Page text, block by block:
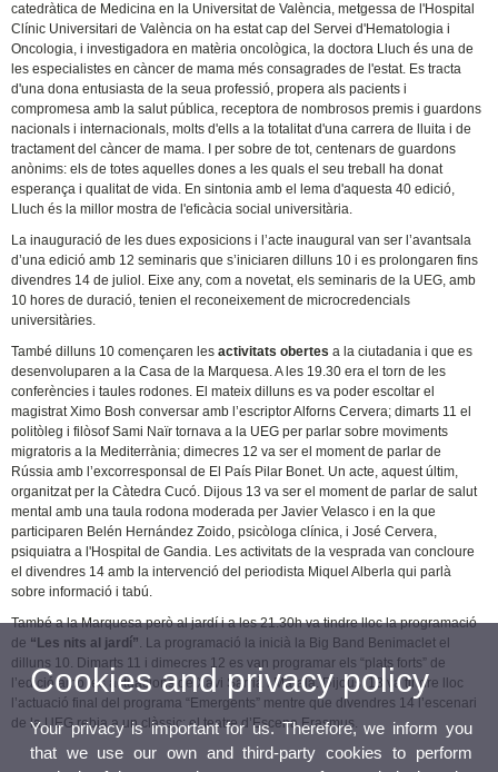
catedràtica de Medicina en la Universitat de València, metgessa de l'Hospital
Clínic Universitari de València on ha estat cap del Servei d'Hematologia i
Oncologia, i investigadora en matèria oncològica, la doctora Lluch és una de
les especialistes en càncer de mama més consagrades de l'estat. Es tracta
d'una dona entusiasta de la seua professió, propera als pacients i
compromesa amb la salut pública, receptora de nombrosos premis i guardons
nacionals i internacionals, molts d'ells a la totalitat d'una carrera de lluita i de
tractament del càncer de mama. I per sobre de tot, centenars de guardons
anònims: els de totes aquelles dones a les quals el seu treball ha donat
esperança i qualitat de vida. En sintonia amb el lema d'aquesta 40 edició,
Lluch és la millor mostra de l'eficàcia social universitària.
La inauguració de les dues exposicions i l’acte inaugural van ser l’avantsala
d’una edició amb 12 seminaris que s’iniciaren dilluns 10 i es prolongaren fins
divendres 14 de juliol. Eixe any, com a novetat, els seminaris de la UEG, amb
10 hores de duració, tenien el reconeixement de microcredencials
universitàries.
També dilluns 10 començaren lesactivitats obertes a la ciutadania i que es
desenvoluparen a la Casa de la Marquesa. A les 19.30 era el torn de les
conferències i taules rodones. El mateix dilluns es va poder escoltar el
magistrat Ximo Bosh conversar amb l’escriptor Alforns Cervera; dimarts 11 el
politòleg i filòsof Sami Naïr tornava a la UEG per parlar sobre moviments
migratoris a la Mediterrània; dimecres 12 va ser el moment de parlar de
Rússia amb l’excorresponsal de El País Pilar Bonet. Un acte, aquest últim,
organitzat per la Càtedra Cucó. Dijous 13 va ser el moment de parlar de salut
mental amb una taula rodona moderada per Javier Velasco i en la que
participaren Belén Hernández Zoido, psicòloga clínica, i José Cervera,
psiquiatra a l'Hospital de Gandia. Les activitats de la vesprada van concloure
el divendres 14 amb la intervenció del periodista Miquel Alberla qui parlà
sobre informació i tabú.
També a la Marquesa però al jardí i a les 21.30h va tindre lloc la programació
de “Les nits al jardí”. La programació la inicià la Big Band Benimaclet el
dilluns 10. Dimarts 11 i dimecres 12 es van programar els “plats forts” de
l’edició amb les actuacions de Xavi Sarrià i Marala. Dijous 13 va tindre lloc
l’actuació final del programa “Emergents” mentre que divendres 14 l’escenari
de la UEG rebia a un clàssic: el teatre d’Escena Erasmus.
Cookies and privacy policy
Your privacy is important for us. Therefore, we inform you
that we use our own and third-party cookies to perform